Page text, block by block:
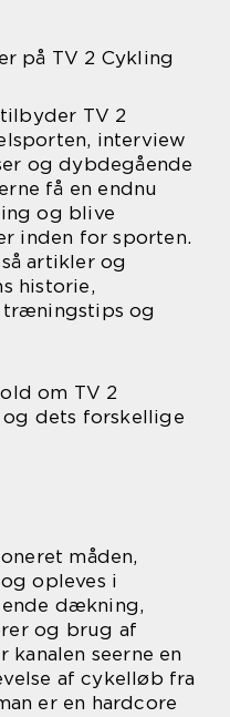
på TV 2 Cykling
TV 2
interview
og dybdegående
få en endnu
og blive
inden for sporten.
artikler og
historie,
og
om TV 2
og dets forskellige
måden,
opleves i
dækning,
og brug af
seerne en
af cykelløb fra
er en hardcore